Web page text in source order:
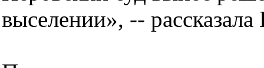
выселении», --